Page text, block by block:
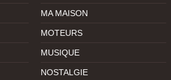
MA MAISON
MOTEURS
MUSIQUE
NOSTALGIE